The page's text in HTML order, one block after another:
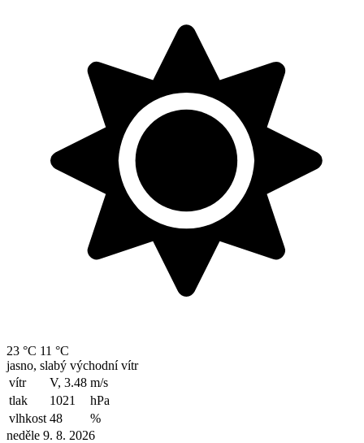
23 °C 11 °C
jasno, slabý východní vítr
vítr
V, 3.48 m/s
tlak
1021
hPa
vlhkost 48
%
neděle 9. 8. 2026